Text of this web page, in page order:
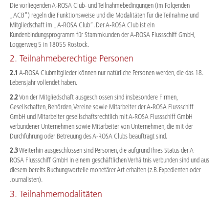
Die vorliegenden A-ROSA Club- und Teilnahmebedingungen (im Folgenden
„ACB“) regeln die Funktionsweise und die Modalitäten für die Teilnahme und
Mitgliedschaft im „A-ROSA Club“. Der A-ROSA Club ist ein
Kundenbindungsprogramm für Stammkunden der A-ROSA Flussschiff GmbH,
Loggerweg 5 in 18055 Rostock.
2. Teilnahmeberechtige Personen
2.1 A-ROSA Clubmitglieder können nur natürliche Personen werden, die das 18.
Lebensjahr vollendet haben.
2.2Von der Mitgliedschaft ausgeschlossen sind insbesondere Firmen,
Gesellschaften, Behörden, Vereine sowie Mitarbeiter der A-ROSA Flussschiff
GmbH und Mitarbeiter gesellschaftsrechtlich mit A-ROSA Flussschiff GmbH
verbundener Unternehmen sowie Mitarbeiter von Unternehmen, die mit der
Durchführung oder Betreuung des A-ROSA Clubs beauftragt sind.
2.3Weiterhin ausgeschlossen sind Personen, die aufgrund Ihres Status der A-
ROSA Flussschiff GmbH in einem geschäftlichen Verhältnis verbunden sind und aus
diesem bereits Buchungsvorteile monetärer Art erhalten (z.B. Expedienten oder
Journalisten).
3. Teilnahmemodalitäten